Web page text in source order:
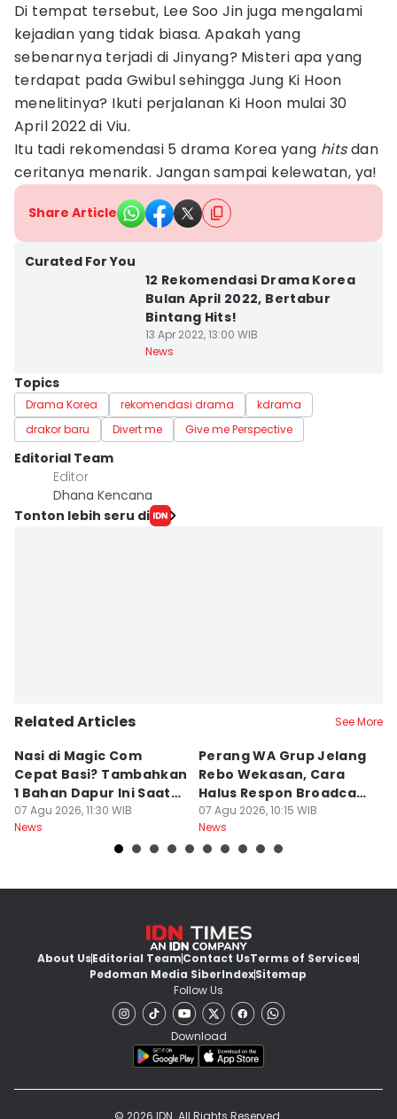
Di tempat tersebut, Lee Soo Jin juga mengalami
kejadian yang tidak biasa. Apakah yang
sebenarnya terjadi di Jinyang? Misteri apa yang
terdapat pada Gwibul sehingga Jung Ki Hoon
menelitinya? Ikuti perjalanan Ki Hoon mulai 30
April 2022 di Viu.
Itu tadi rekomendasi 5 drama Korea yang hitsdan
ceritanya menarik. Jangan sampai kelewatan, ya!
Share Article
Curated For You
12 Rekomendasi Drama Korea
Bulan April 2022, Bertabur
Bintang Hits!
13 Apr 2022, 13:00 WIB
News
Topics
Drama Korea rekomendasi drama
kdrama
drakor baru
Divert me Give me Perspective
Editorial Team
Editor
Dhana Kencana
Tonton lebih seru di
Related Articles See More
Nasi di Magic Com
Cepat Basi? Tambahkan
1 Bahan Dapur Ini Saat
Menanak, Awet 2 Hari
07 Agu 2026, 11:30 WIB
News
Perang WA Grup Jelang
Rebo Wekasan, Cara
Halus Respon Broadcast
Parno
07 Agu 2026, 10:15 WIB
News
About UsEditorial TeamContact UsTerms of Services
Pedoman Media SiberIndexSitemap
Follow Us
Download
© 2026 IDN. All Rights Reserved.